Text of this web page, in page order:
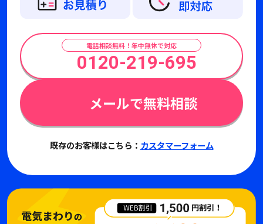
電話相談無料！年中無休で対応
0120-219-695
メールで無料相談
既存のお客様はこちら： カスタマーフォーム